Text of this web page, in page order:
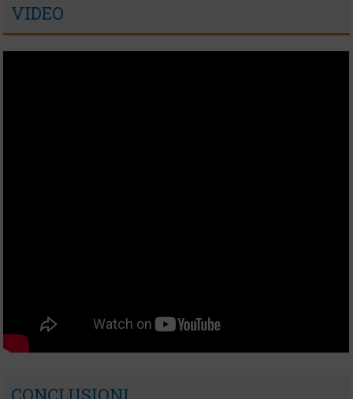
VIDEO
CONCLUSIONI